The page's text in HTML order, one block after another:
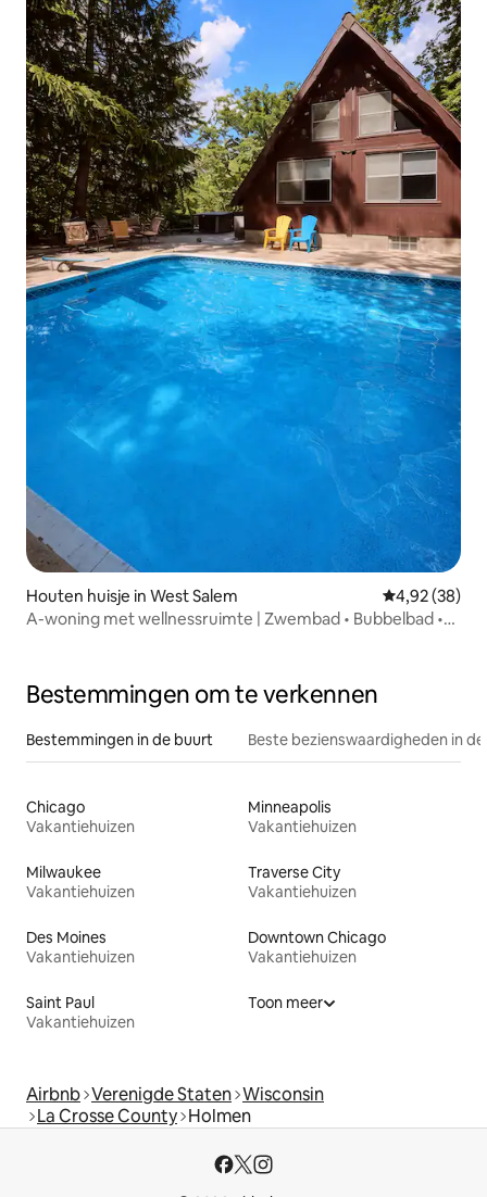
Houten huisje in West Salem Gemiddelde
4,92 (38)
A-woning met wellnessruimte | Zwembad • Bubbelbad •
Bestemmingen om te verkennen
Bestemmingen in de buurt Beste bezienswaardigheden in
Chicago
Vakantiehuizen
Minneapolis
Vakantiehuizen
Milwaukee
Vakantiehuizen
Traverse City
Vakantiehuizen
Des Moines
Vakantiehuizen
Downtown Chicago
Vakantiehuizen
Saint Paul
Vakantiehuizen
Toon meer
Airbnb Verenigde Staten Wisconsin
La Crosse County Holmen